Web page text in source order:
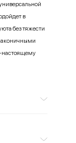
в
без тяжести
настоящему